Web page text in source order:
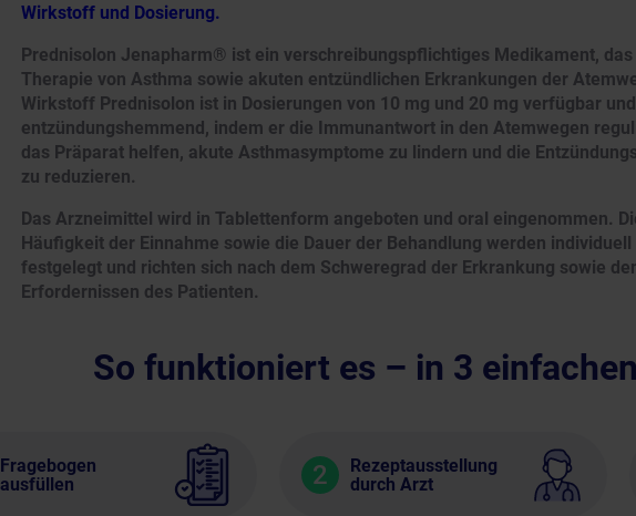
Wirkstoff und Dosierung.
Prednisolon Jenapharm® ist ein verschreibungspflichtiges Medikament,
Therapie von Asthma sowie akuten entzündlichen Erkrankungen der
Wirkstoff Prednisolon ist in Dosierungen von 10 mg und 20 mg verfügbar
entzündungshemmend, indem er die Immunantwort in den Atemwegen
das Präparat helfen, akute Asthmasymptome zu lindern und die
zu reduzieren.
Das Arzneimittel wird in Tablettenform angeboten und oral eingenommen.
Häufigkeit der Einnahme sowie die Dauer der Behandlung werden
festgelegt und richten sich nach dem Schweregrad der Erkrankung sowie
Erfordernissen des Patienten.
So funktioniert es – in 3
Fragebogen
ausfüllen
2
Rezeptausstellung
durch Arzt